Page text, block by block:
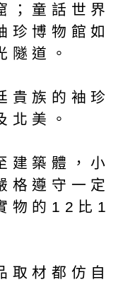
；童話世界
珍博物館如
隧道。
貴族的袖珍
北美。
建築體，小
格遵守一定
物的12比1
取材都仿自